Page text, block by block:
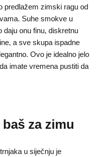
predlažem zimski ragu od
Suhe smokve u
daju onu finu, diskretnu
a sve skupa ispadne
Ovo je idealno jelo
imate vremena pustiti da
za zimu
u siječnju je